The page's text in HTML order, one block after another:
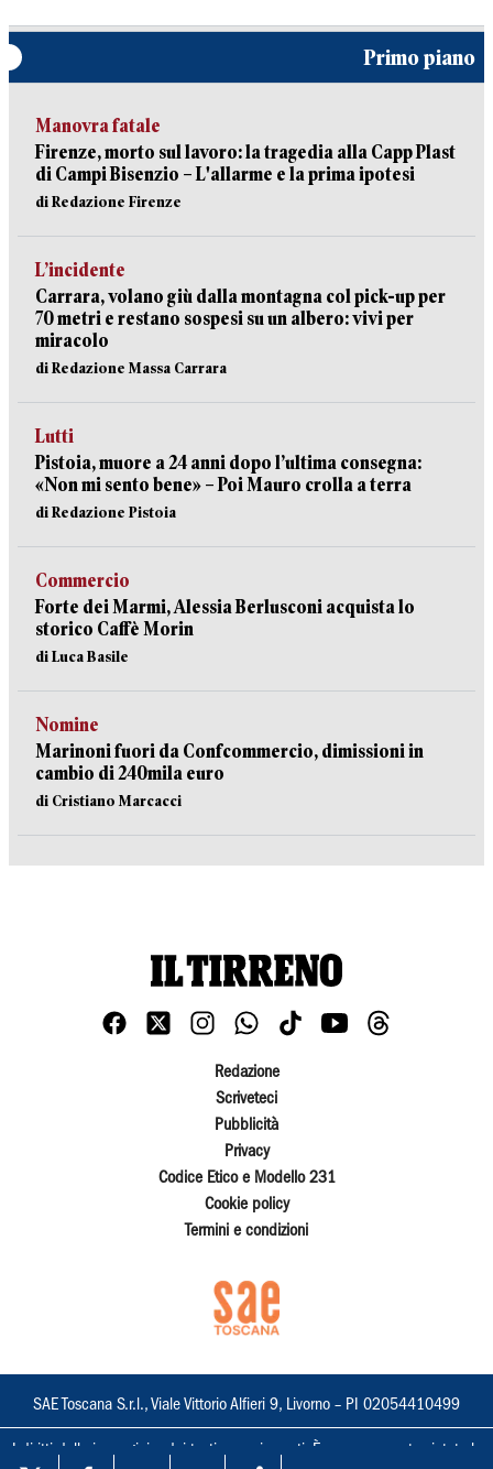
Primo piano
Manovra fatale
Firenze, morto sul lavoro: la tragedia alla Capp Plast
di Campi Bisenzio – L'allarme e la prima ipotesi
di Redazione Firenze
L’incidente
Carrara, volano giù dalla montagna col pick-up per
70 metri e restano sospesi su un albero: vivi per
miracolo
di Redazione Massa Carrara
Lutti
Pistoia, muore a 24 anni dopo l’ultima consegna:
«Non mi sento bene» – Poi Mauro crolla a terra
di Redazione Pistoia
Commercio
Forte dei Marmi, Alessia Berlusconi acquista lo
storico Caffè Morin
di Luca Basile
Nomine
Marinoni fuori da Confcommercio, dimissioni in
cambio di 240mila euro
di Cristiano Marcacci
Redazione
Scriveteci
Pubblicità
Privacy
Codice Etico e Modello 231
Cookie policy
Termini e condizioni
SAE Toscana S.r.l., Viale Vittorio Alfieri 9, Livorno – PI 02054410499
I diritti delle immagini e dei testi sono riservati. È espressamente vietata la